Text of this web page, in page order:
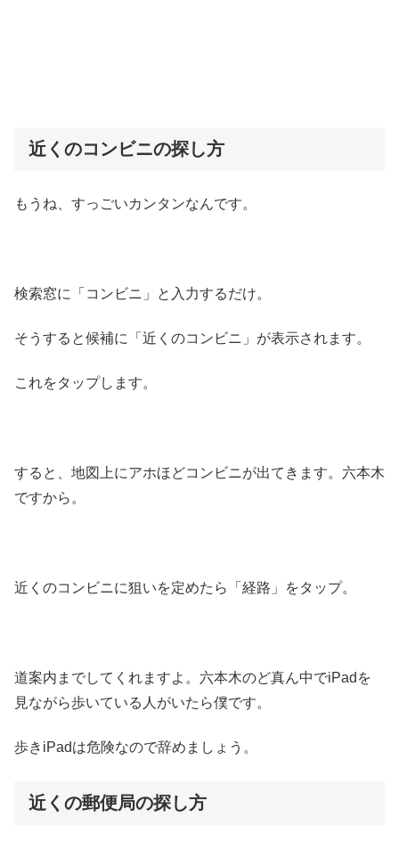
近くのコンビニの探し方
もうね、すっごいカンタンなんです。
検索窓に「コンビニ」と入力するだけ。
そうすると候補に「近くのコンビニ」が表示されます。
これをタップします。
すると、地図上にアホほどコンビニが出てきます。六本木
ですから。
近くのコンビニに狙いを定めたら「経路」をタップ。
道案内までしてくれますよ。六本木のど真ん中でiPadを
見ながら歩いている人がいたら僕です。
歩きiPadは危険なので辞めましょう。
近くの郵便局の探し方